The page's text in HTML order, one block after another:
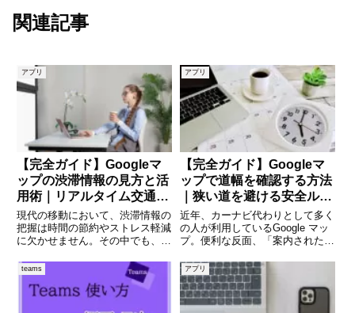
関連記事
アプリ
【完全ガイド】Googleマ
ップの渋滞情報の見方と活
用術｜リアルタイム交通を
使いこなす方法
現代の移動において、渋滞情報の
把握は時間の節約やストレス軽減
に欠かせません。その中でも、ス
の交通状況を確認できるのが
Googleマップ です。本記事で
は、Googleマップの渋滞情報の
アプリ
【完全ガイド】Googleマ
ップで道幅を確認する方法
｜狭い道を避ける安全ルー
トの探し方
近年、カーナビ代わりとして多く
の人が利用しているGoogle マッ
プ。便利な反面、「案内された道
ありませんか。特に軽自動車や大
型車、運転に不慣れな方にとっ
て、道幅の情報はとても重要で
す。本記事では、Google
teams アプリ